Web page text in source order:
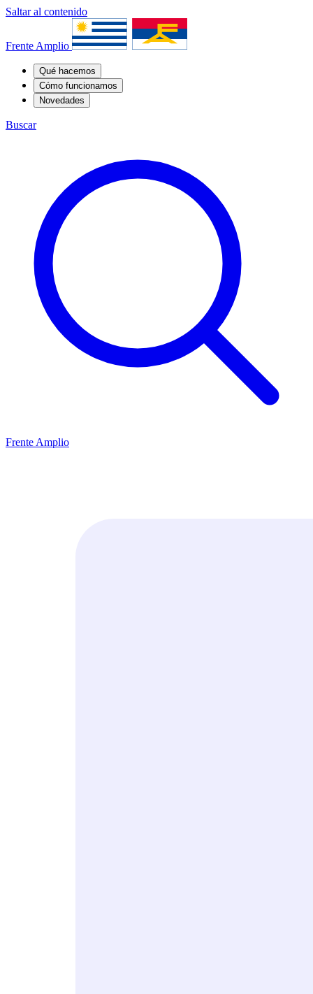
Saltar al contenido
Frente Amplio
Qué hacemos
Cómo funcionamos
Novedades
Buscar
Frente Amplio